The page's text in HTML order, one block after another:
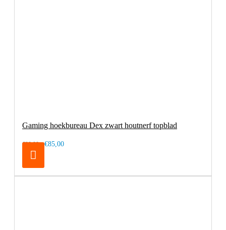
Gaming hoekbureau Dex zwart houtnerf topblad
€99,00 €85,00